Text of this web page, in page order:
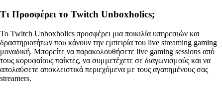
Τι Προσφέρει το Twitch Unboxholics;
Το Twitch Unboxholics προσφέρει μια ποικιλία υπηρεσιών και
δραστηριοτήτων που κάνουν την εμπειρία του live streaming gaming
μοναδική. Μπορείτε να παρακολουθήσετε live gaming sessions από
τους κορυφαίους παίκτες, να συμμετέχετε σε διαγωνισμούς και να
απολαύσετε αποκλειστικά περιεχόμενα με τους αγαπημένους σας
streamers.